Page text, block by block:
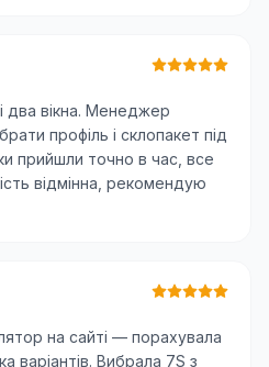
два вікна. Менеджер
профіль і склопакет під
прийшли точно в час, все
відмінна, рекомендую
на сайті — порахувала
варіантів. Вибрала 7S з